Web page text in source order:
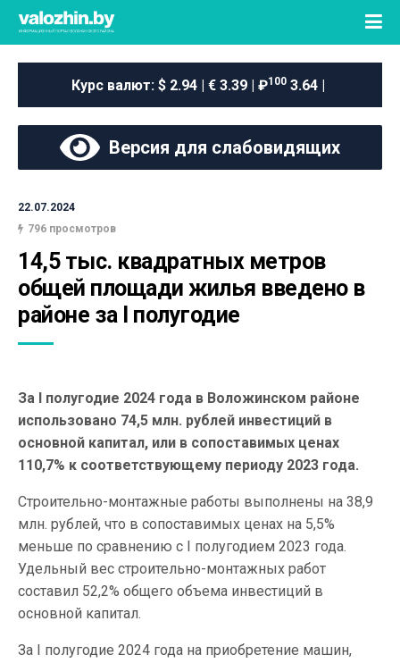
Курс валют: $ 2.94 | € 3.39 | ₽100 3.64 |
Версия для слабовидящих
22.07.2024
796 просмотров
14,5 тыс. квадратных метров
общей площади жилья введено в
районе за I полугодие
За I полугодие 2024 года в Воложинском районе
использовано 74,5 млн. рублей инвестиций в
основной капитал, или в сопоставимых ценах
110,7% к соответствующему периоду 2023 года.
Строительно-монтажные работы выполнены на 38,9
млн. рублей, что в сопоставимых ценах на 5,5%
меньше по сравнению с I полугодием 2023 года.
Удельный вес строительно-монтажных работ
составил 52,2% общего объема инвестиций в
основной капитал.
За I полугодие 2024 года на приобретение машин,